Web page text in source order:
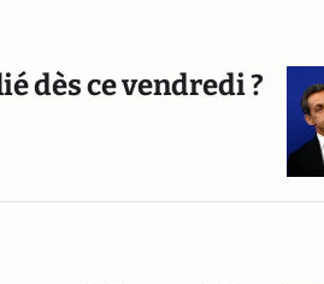
dès ce vendredi ?